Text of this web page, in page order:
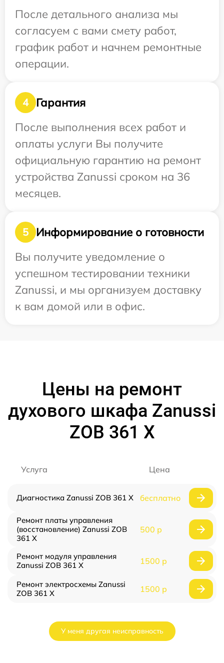
После детального анализа мы
согласуем с вами смету работ,
график работ и начнем ремонтные
операции.
4
Гарантия
После выполнения всех работ и
оплаты услуги Вы получите
официальную гарантию на ремонт
устройства Zanussi сроком на 36
месяцев.
5
Информирование о готовности
Вы получите уведомление о
успешном тестировании техники
Zanussi, и мы организуем доставку
к вам домой или в офис.
Цены на ремонт
духового шкафа Zanussi
ZOB 361 X
Услуга Цена
Диагностика Zanussi ZOB 361 X бесплатно
Ремонт платы управления
(восстановление) Zanussi ZOB
361 X
500 р
Ремонт модуля управления
Zanussi ZOB 361 X
1500 р
Ремонт электросхемы Zanussi
ZOB 361 X
1500 р
У меня другая неисправность